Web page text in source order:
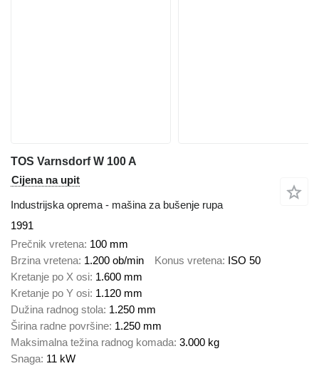
TOS Varnsdorf W 100 A
Cijena na upit
Industrijska oprema - mašina za bušenje rupa
1991
Prečnik vretena 100 mm
Brzina vretena 1.200 ob/min Konus vretena ISO 50
Kretanje po X osi 1.600 mm
Kretanje po Y osi 1.120 mm
Dužina radnog stola 1.250 mm
Širina radne površine 1.250 mm
Maksimalna težina radnog komada 3.000 kg
Snaga 11 kW